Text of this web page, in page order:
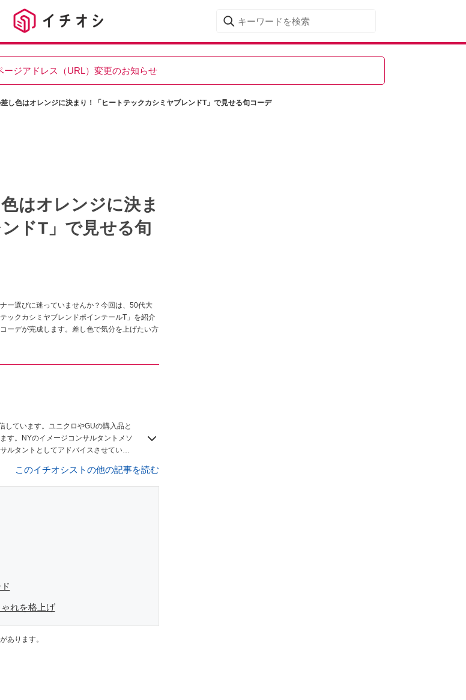
ージアドレス（URL）変更のお知らせ
し色はオレンジに決まり！「ヒートテックカシミヤブレンドT」で見せる旬コーデ
はオレンジに決ま
ドT」で見せる旬
ー選びに迷っていませんか？今回は、50代大
ックカシミヤブレンドポインテールT」を紹介
ーデが完成します。差し色で気分を上げたい方
しています。ユニクロやGUの購入品と
す。NYのイメージコンサルタントメソ
ルタントとしてアドバイスさせていた
このイチオシストの他の記事を読む
れを格上げ
あります。